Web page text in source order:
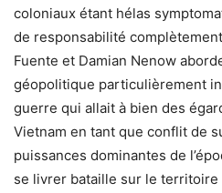
coloniaux étant hélas
de responsabilité
Fuente et Damian Nenow
géopolitique particulièrement
guerre qui allait à bien des
Vietnam en tant que conflit de
puissances dominantes de
se livrer bataille sur le territoire